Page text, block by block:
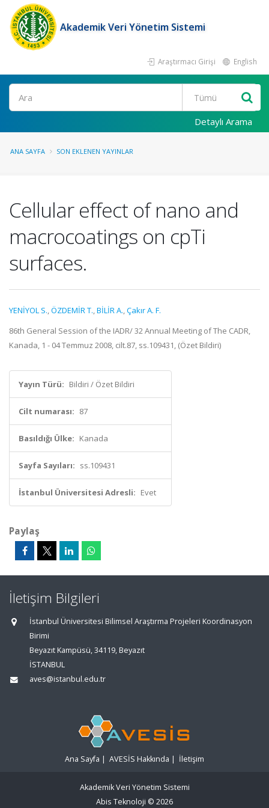
Akademik Veri Yönetim Sistemi
Araştırmacı Girişi English
Ara
Detaylı Arama
ANA SAYFA SON EKLENEN YAYINLAR
Cellular effect of nano and
macrocoatings on cpTi
surfaces.
YENİYOL S.,ÖZDEMİR T.,BİLİR A.,Çakır A. F.
86th General Session of the IADR/ 32 Annual Meeting of The CADR,
Kanada, 1 - 04 Temmuz 2008, cilt.87, ss.109431, (Özet Bildiri)
Yayın Türü: Bildiri / Özet Bildiri
Cilt numarası: 87
Basıldığı Ülke: Kanada
Sayfa Sayıları: ss.109431
İstanbul Üniversitesi Adresli: Evet
Paylaş
İletişim Bilgileri
İstanbul Üniversitesi Bilimsel Araştırma Projeleri Koordinasyon
Birimi
Beyazıt Kampüsü, 34119, Beyazıt
İSTANBUL
aves@istanbul.edu.tr
Ana Sayfa | AVESİS Hakkında | İletişim
Akademik Veri Yönetim Sistemi
Abis Teknoloji © 2026